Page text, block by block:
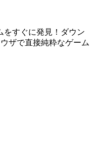
をすぐに発見！ダウン
ザで直接純粋なゲーム